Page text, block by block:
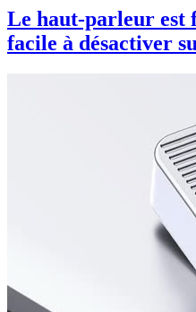
Le haut-parleur est
facile à désactiver